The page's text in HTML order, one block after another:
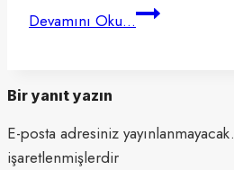
Devamını Oku...Provizyon
2025
Bir yanıt yazın
E-posta adresiniz yayınlanmayacak.
işaretlenmişlerdir